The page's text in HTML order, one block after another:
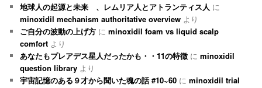
地球人の起源と未来 、レムリア人とアトランティス人 に
minoxidil mechanism authoritative overview より
ご自分の波動の上げ方 にminoxidil foam vs liquid scalp
comfort より
あなたもプレアデス星人だったかも・・11の特徴 にminoxidil
question library より
宇宙記憶のある９才から聞いた魂の話 #10~60 にminoxidil trial